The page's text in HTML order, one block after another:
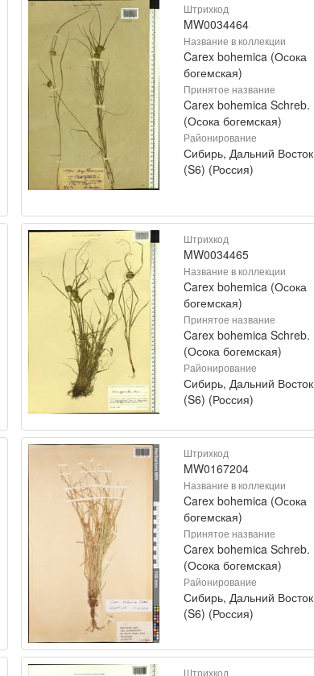
Штрихкод
MW0034464
Название в коллекции
Carex bohemica (Осока
богемская)
Принятое название
Carex bohemica Schreb.
(Осока богемская)
Районирование
Сибирь, Дальний Восток
(S6) (Россия)
Штрихкод
MW0034465
Название в коллекции
Carex bohemica (Осока
богемская)
Принятое название
Carex bohemica Schreb.
(Осока богемская)
Районирование
Сибирь, Дальний Восток
(S6) (Россия)
Штрихкод
MW0167204
Название в коллекции
Carex bohemica (Осока
богемская)
Принятое название
Carex bohemica Schreb.
(Осока богемская)
Районирование
Сибирь, Дальний Восток
(S6) (Россия)
Штрихкод